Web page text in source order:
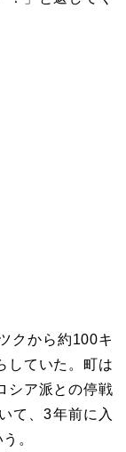
クから約100キ
していた。町は
シア派との停戦
て、3年前に入
。